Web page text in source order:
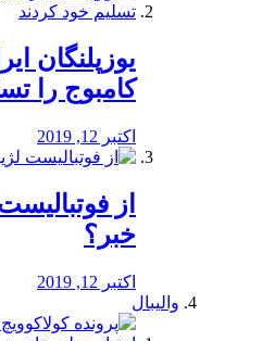
یوزپلنگان
کامبوج را
اکتبر 12, 2019
از
خبر؟
اکتبر 12, 2019
والیبال